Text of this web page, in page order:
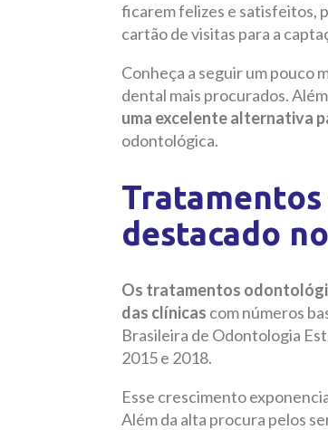
ficarem felizes e satisfeitos,
cartão de visitas para a
Conheça a seguir um pouco
dental mais procurados.
uma excelente alternativa
odontológica.
destacado
Os tratamentos
das clínicas com números
Brasileira de Odontologia
2015 e 2018.
Esse crescimento
Além da alta procura pelos